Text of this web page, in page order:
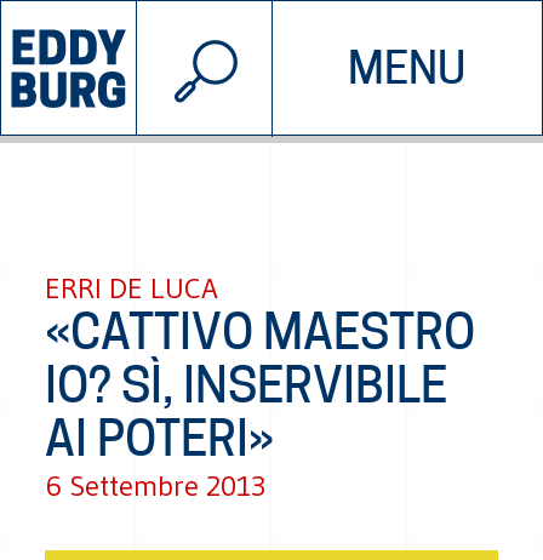
MENU
INIZIATIVE CHI SIAMO
© 2026 EDDYBURG
ERRI DE LUCA
«CATTIVO MAESTRO
IO? SÌ, INSERVIBILE
AI POTERI»
6 Settembre 2013